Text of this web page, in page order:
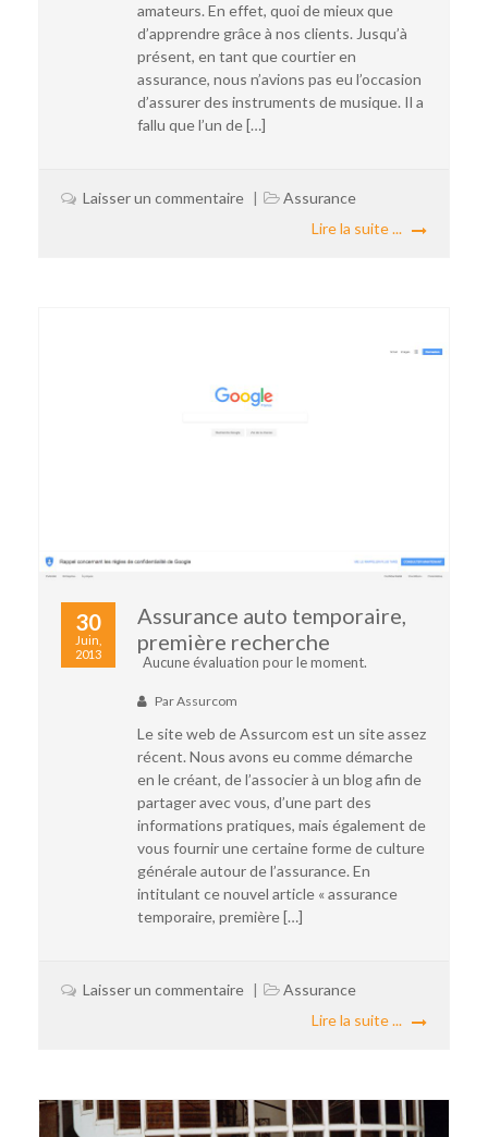
amateurs. En effet, quoi de mieux que
d’apprendre grâce à nos clients. Jusqu’à
présent, en tant que courtier en
assurance, nous n’avions pas eu l’occasion
d’assurer des instruments de musique. Il a
fallu que l’un de […]
Laisser un commentaire
Assurance
Lire la suite ...
30
Juin,
2013
Assurance auto temporaire,
première recherche
Aucune évaluation pour le moment.
ParAssurcom
Le site web de Assurcom est un site assez
récent. Nous avons eu comme démarche
en le créant, de l’associer à un blog afin de
partager avec vous, d’une part des
informations pratiques, mais également de
vous fournir une certaine forme de culture
générale autour de l’assurance. En
intitulant ce nouvel article « assurance
temporaire, première […]
Laisser un commentaire
Assurance
Lire la suite ...